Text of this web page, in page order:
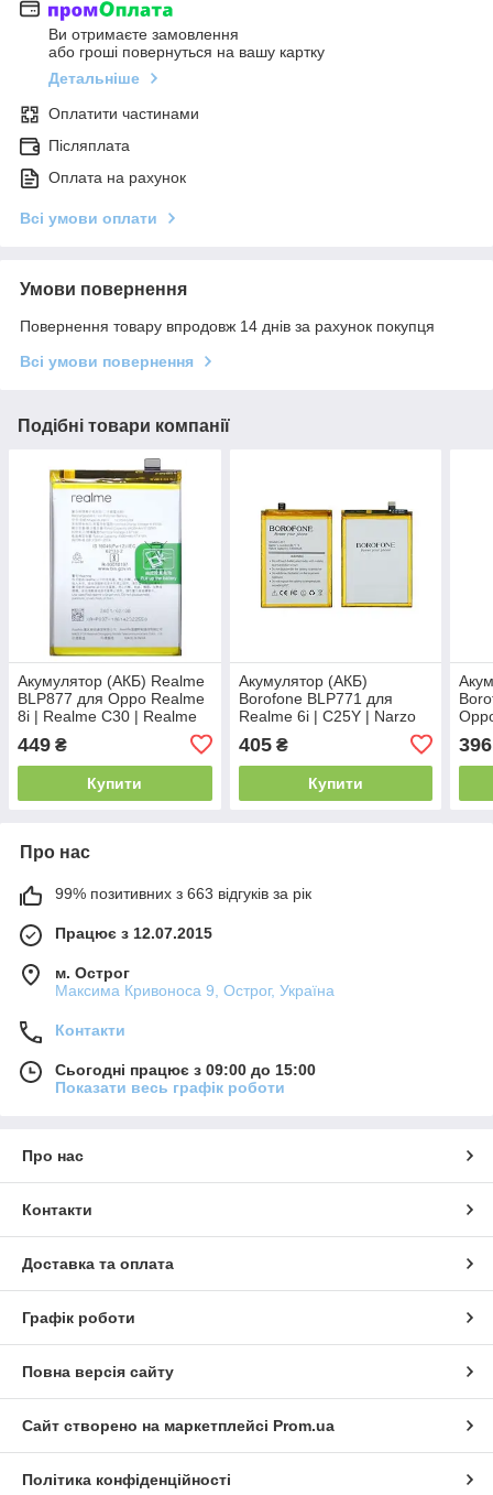
Ви отримаєте замовлення
або гроші повернуться на вашу картку
Детальніше
Оплатити частинами
Післяплата
Оплата на рахунок
Всі умови оплати
Умови повернення
Повернення товару впродовж 14 днів за рахунок покупця
Всі умови повернення
Подібні товари компанії
Акумулятор (АКБ) Realme
BLP877 для Oppo Realme
8i | Realme C30 | Realme
Realme V30 (5000mAh)
Original PRC
449 ₴
Купити
Акумулятор (АКБ)
Borofone BLP771 для
Realme 6i | C25Y | Narzo
405₴
Купити
396
Про нас
99% позитивних з 663 відгуків за рік
Працює з 12.07.2015
м. Острог
Максима Кривоноса 9, Острог, Україна
Контакти
Сьогодні працює з 09:00 до 15:00
Показати весь графік роботи
Про нас
Контакти
Доставка та оплата
Графік роботи
Повна версія сайту
Сайт створено на маркетплейсі Prom.ua
Політика конфіденційності